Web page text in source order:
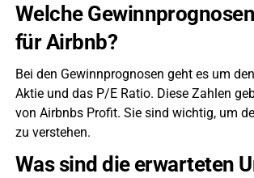
Welche
für Airbnb?
Bei den Gewinnprognosen geht es um
Aktie und das P/E Ratio. Diese Zahlen
von Airbnbs Profit. Sie sind wichtig, um
zu verstehen.
Was sind die erwarteten